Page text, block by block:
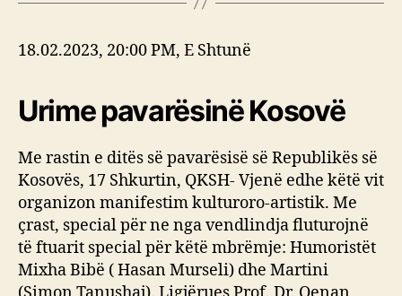
18.02.2023, 20:00 PM, E Shtunë
Urime pavarësinë Kosovë
Me rastin e ditës së pavarësisë së Republikës së
Kosovës, 17 Shkurtin, QKSH- Vjenë edhe këtë vit
organizon manifestim kulturoro-artistik. Me
çrast, special për ne nga vendlindja fluturojnë
të ftuarit special për këtë mbrëmje: Humoristët
Mixha Bibë ( Hasan Murseli) dhe Martini